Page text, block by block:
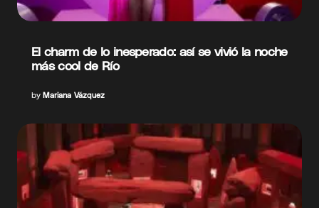
El charm de lo inesperado: así se vivió la noche
más cool de Río
by Mariana Vázquez